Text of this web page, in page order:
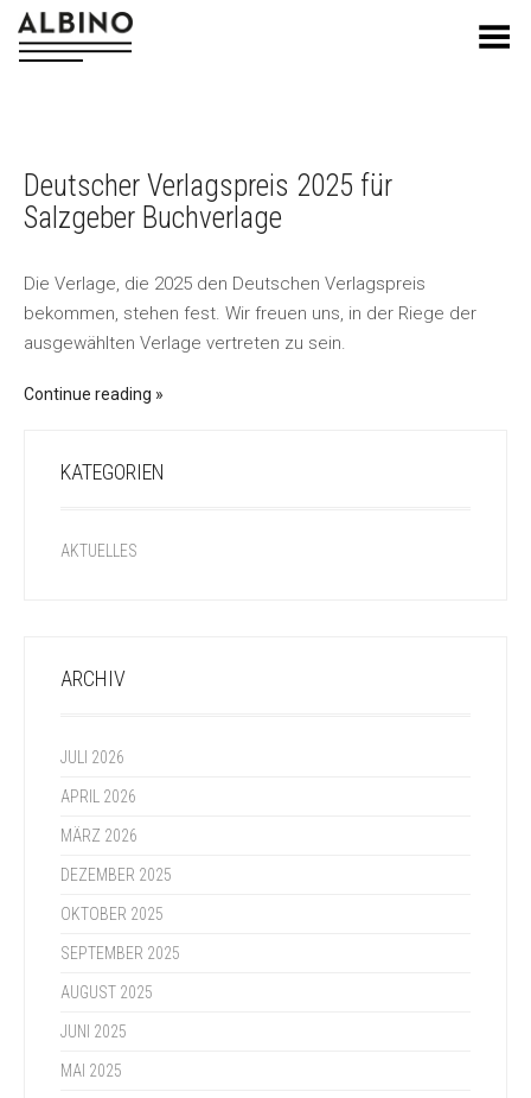
Toggle Menu
Deutscher Verlagspreis 2025 für
Salzgeber Buchverlage
Die Verlage, die 2025 den Deutschen Verlagspreis
bekommen, stehen fest. Wir freuen uns, in der Riege der
ausgewählten Verlage vertreten zu sein.
Continue reading
KATEGORIEN
AKTUELLES
ARCHIV
JULI 2026
APRIL 2026
MÄRZ 2026
DEZEMBER 2025
OKTOBER 2025
SEPTEMBER 2025
AUGUST 2025
JUNI 2025
MAI 2025